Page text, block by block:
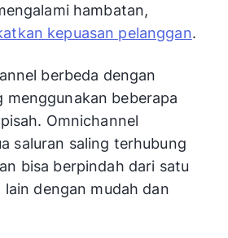
hambatan,
kepuasan pelanggan.
berbeda dengan
menggunakan beberapa
Omnichannel
saluran saling terhubung
bisa berpindah dari satu
lain dengan mudah dan